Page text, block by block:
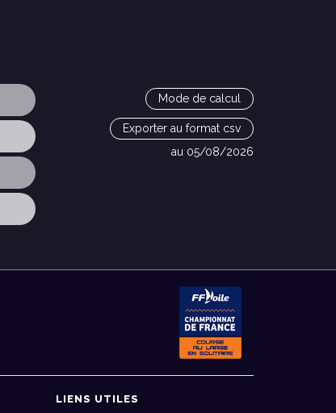
Mode de calcul
Exporter au format csv
au 05/08/2026
LIENS UTILES